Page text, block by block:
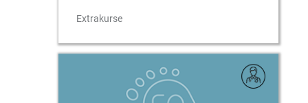
Extrakurse